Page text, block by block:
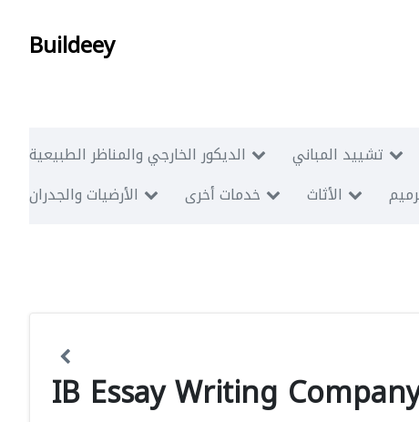
Buildeey
الديكور الخارجي والمناظر الطبيعية تشييد المباني
الأرضيات والجدران
خدمات أخرى الأثاث
IB Essay Writing